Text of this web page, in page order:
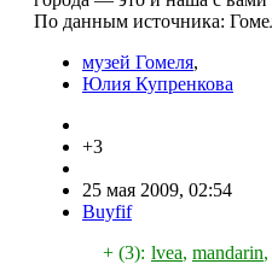
По данным источника:
музей Гомеля,
Юлия Купренкова
+3
25 мая 2009, 02:54
Buyfif
+ (3): lvea, mandarin,